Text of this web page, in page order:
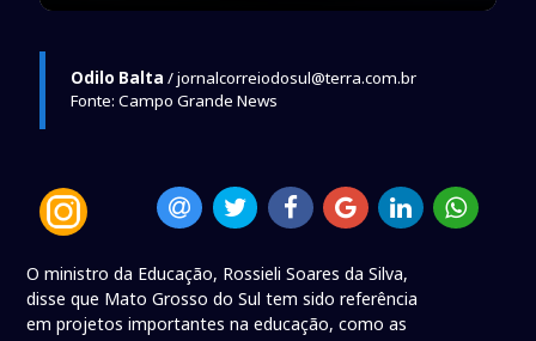
Odilo Balta / jornalcorreiodosul@terra.com.br
Fonte: Campo Grande News
O ministro da Educação, Rossieli Soares da Silva,
disse que Mato Grosso do Sul tem sido referência
em projetos importantes na educação, como as